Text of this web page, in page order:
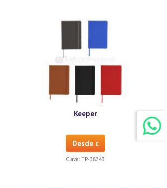
Keeper
Desde c
Clave:TP-38743